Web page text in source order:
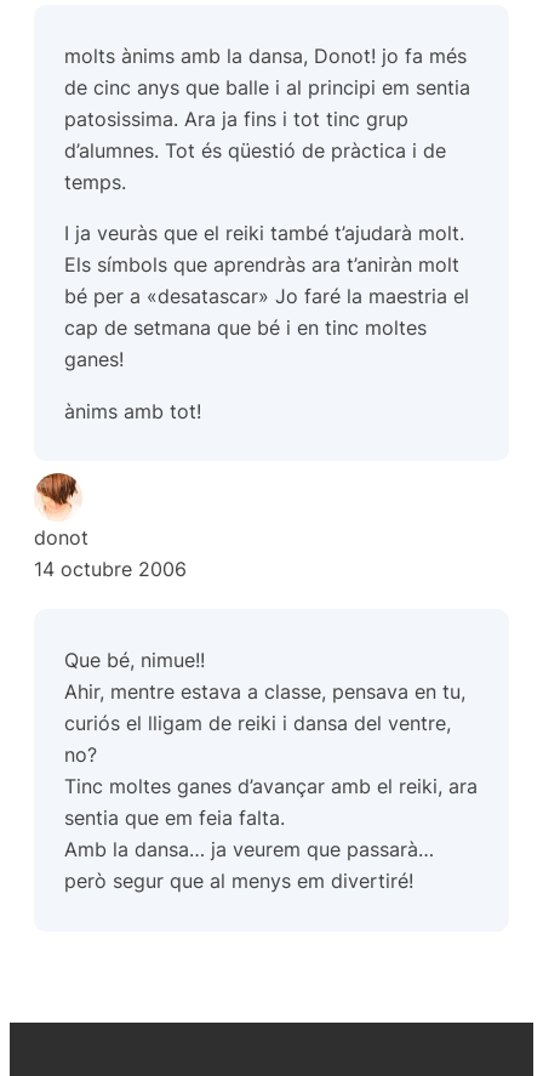
molts ànims amb la dansa, Donot! jo fa més
de cinc anys que balle i al principi em sentia
patosissima. Ara ja fins i tot tinc grup
d’alumnes. Tot és qüestió de pràctica i de
temps.
I ja veuràs que el reiki també t’ajudarà molt.
Els símbols que aprendràs ara t’aniràn molt
bé per a «desatascar» Jo faré la maestria el
cap de setmana que bé i en tinc moltes
ganes!
ànims amb tot!
donot
14 octubre 2006
Que bé, nimue!!
Ahir, mentre estava a classe, pensava en tu,
curiós el lligam de reiki i dansa del ventre,
no?
Tinc moltes ganes d’avançar amb el reiki, ara
sentia que em feia falta.
Amb la dansa… ja veurem que passarà…
però segur que al menys em divertiré!